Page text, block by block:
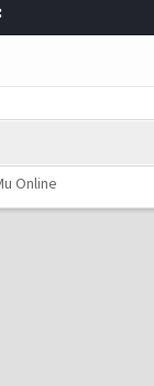
Online